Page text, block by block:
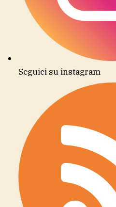
Seguici su instagram